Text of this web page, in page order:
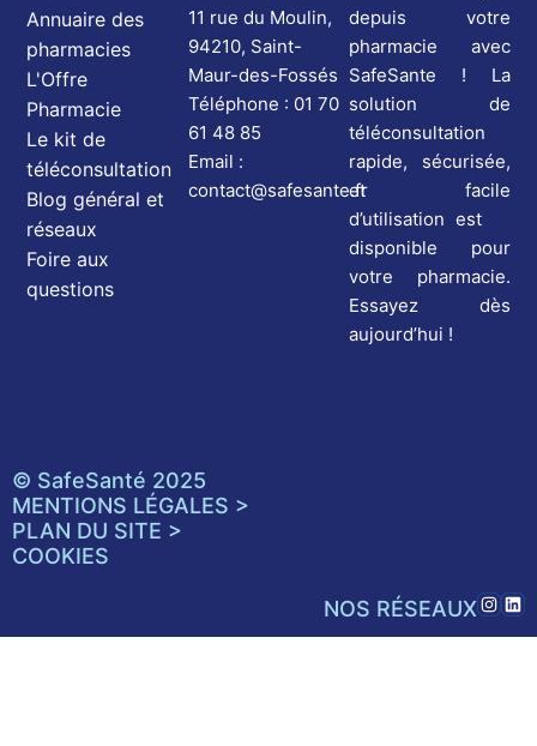
depuis votre
pharmacie avec
SafeSante ! La
solution de
téléconsultation
rapide, sécurisée,
et facile
d’utilisation est
disponible pour
votre pharmacie.
Essayez dès
aujourd’hui !
11 rue du Moulin,
94210, Saint-
Maur-des-Fossés
Téléphone : 01 70
61 48 85
Email :
contact@safesante.fr
Annuaire des
pharmacies
L'Offre
Pharmacie
Le kit de
téléconsultation
Blog général et
réseaux
Foire aux
questions
© SafeSanté 2025
MENTIONS LÉGALES >
PLAN DU SITE >
COOKIES
NOS RÉSEAUX